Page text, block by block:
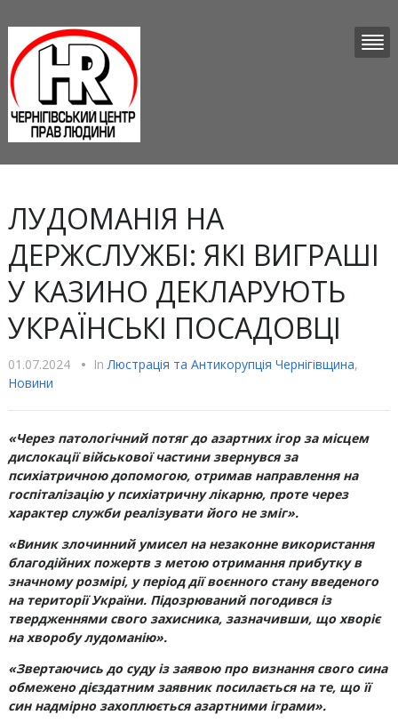
ЛУДОМАНІЯ НА
ДЕРЖСЛУЖБІ: ЯКІ ВИГРАШІ
У КАЗИНО ДЕКЛАРУЮТЬ
УКРАЇНСЬКІ ПОСАДОВЦІ
01.07.2024 • InЛюстрацiя та Антикорупцiя Чернігівщина,
Новини
«Через патологічний потяг до азартних ігор за місцем
дислокації військової частини звернувся за
психіатричною допомогою, отримав направлення на
госпіталізацію у психіатричну лікарню, проте через
характер служби реалізувати його не зміг».
«Виник злочинний умисел на незаконне використання
благодійних пожертв з метою отримання прибутку в
значному розмірі, у період дії воєнного стану введеного
на території України. Підозрюваний погодився із
твердженнями свого захисника, зазначивши, що хворіє
на хворобу лудоманію».
«Звертаючись до суду із заявою про визнання свого сина
обмежено дієздатним заявник посилається на те, що її
син надмірно захоплюється азартними іграми».